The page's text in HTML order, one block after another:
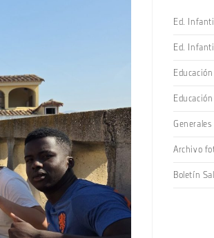
Ed.
Ed.
Generales
Archivo
Boletín